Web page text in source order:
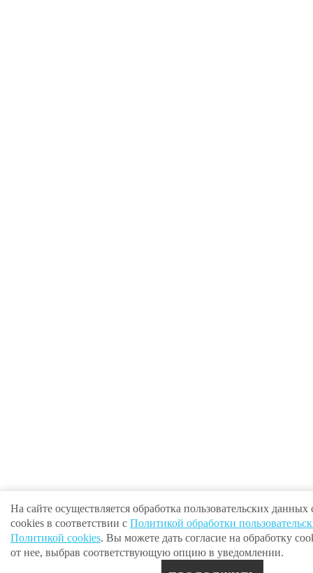
На сайте осуществляется обработка пользовательских
cookies в соответствии с Политикой обработки
Политикой cookies. Вы можете дать согласие на обработку
от нее, выбрав соответствующую опцию в уведомлении.